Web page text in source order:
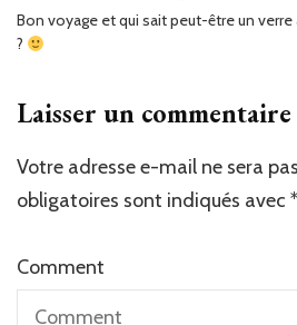
Bon voyage et qui sait peut-être un verre
?
Laisser un commentaire
Votre adresse e-mail ne sera
obligatoires sont indiqués avec *
Comment